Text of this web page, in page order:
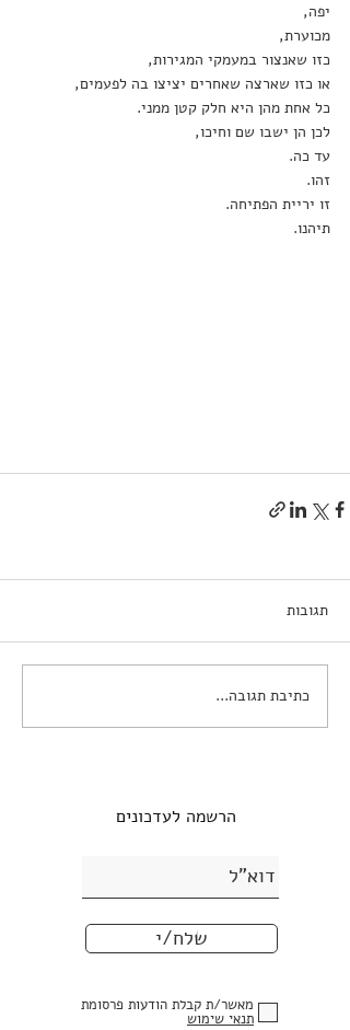
יפה,
מכוערת,
כזו שאנצור במעמקי המגירות,
או כזו שארצה שאחרים יציצו בה לפעמים,
כל אחת מהן היא חלק קטן ממני.
לכן הן ישבו שם וחיכו,
עד כה.
זהו.
זו יריית הפתיחה.
תיהנו.
תגובות
כתיבת תגובה...
הרשמה לעדכונים
שלח/י
מאשר/ת קבלת הודעות פרסומת
תנאי שימוש